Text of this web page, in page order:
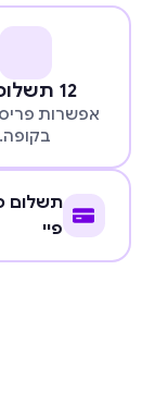
12 תשלומים
אפשרות
בקופה.
תשלום
פיי